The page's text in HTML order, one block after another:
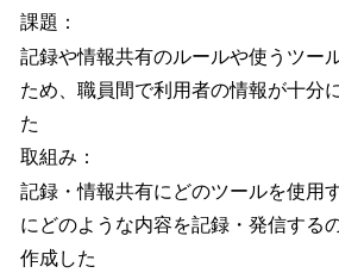
課題：
記録や情報共有のルールや使うツー
ため、職員間で利用者の情報が十分
た
取組み：
記録・情報共有にどのツールを使用
にどのような内容を記録・発信する
作成した